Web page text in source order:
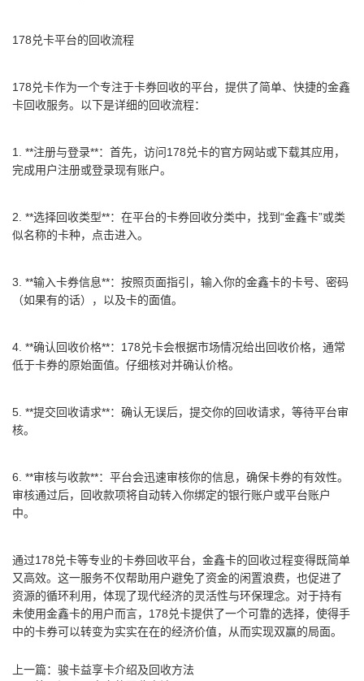
178兑卡平台的回收流程
178兑卡作为一个专注于卡券回收的平台，提供了简单、快捷的金鑫
卡回收服务。以下是详细的回收流程：
1. **注册与登录**：首先，访问178兑卡的官方网站或下载其应用，
完成用户注册或登录现有账户。
2. **选择回收类型**：在平台的卡券回收分类中，找到“金鑫卡”或类
似名称的卡种，点击进入。
3. **输入卡券信息**：按照页面指引，输入你的金鑫卡的卡号、密码
（如果有的话），以及卡的面值。
4. **确认回收价格**：178兑卡会根据市场情况给出回收价格，通常
低于卡券的原始面值。仔细核对并确认价格。
5. **提交回收请求**：确认无误后，提交你的回收请求，等待平台审
核。
6. **审核与收款**：平台会迅速审核你的信息，确保卡券的有效性。
审核通过后，回收款项将自动转入你绑定的银行账户或平台账户
中。
通过178兑卡等专业的卡券回收平台，金鑫卡的回收过程变得既简单
又高效。这一服务不仅帮助用户避免了资金的闲置浪费，也促进了
资源的循环利用，体现了现代经济的灵活性与环保理念。对于持有
未使用金鑫卡的用户而言，178兑卡提供了一个可靠的选择，使得手
中的卡券可以转变为实实在在的经济价值，从而实现双赢的局面。
上一篇： 骏卡益享卡介绍及回收方法